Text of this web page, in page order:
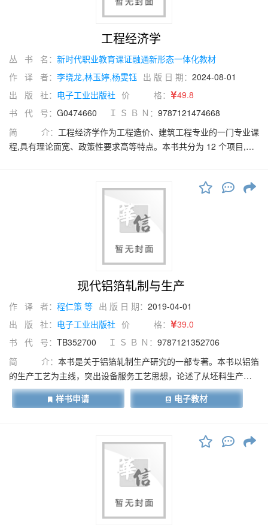
工程经济学
丛 书 名： 新时代职业教育课证融通新形态一体化教材
作 译 者： 李晓龙,林玉婷,杨雯钰 出 版 日 期： 2024-08-01
出 版 社： 电子工业出版社 价 格：
49.8
书 代 号： G0474660 Ｉ Ｓ Ｂ Ｎ： 9787121474668
简 介： 工程经济学作为工程造价、建筑工程专业的一门专业课
程,具有理论面宽、政策性要求高等特点。本书共分为 12 个项目,具
备更新分析、工程项目风险与不确定性分析、价值工程原理、工程
项目财务评价、工程项目经济分析、工程项目可行性研究、建设项
目后评价。为加强读者学以致用的能力,本书配备了大量例题、案例
分析、项目小结和思考与练习,帮助读者梳理本书中的重点和难点,便
于读者课后及时进行巩固所学知识。为便于读者向国际惯例靠拢,本
书对专有名词和基本概念增加了国际通用英文表示及缩写。还以二
学”的实用性特点。本书还增加了人文素养、学习目标、思维导图(本
章知识结构图),以及案例导入和案例分析等思政内容。
现代铝箔轧制与生产
作 译 者： 程仁策 等 出 版 日 期： 2019-04-01
出 版 社： 电子工业出版社 价 格：
39.0
书 代 号： TB352700 Ｉ Ｓ Ｂ Ｎ： 9787121352706
简 介： 本书是关于铝箔轧制生产研究的一部专著。本书以铝箔
的生产工艺为主线，突出设备服务工艺思想，论述了从坯料生产到
成品检验包装的工艺过程及控制技术综合应用。全书由8章组成，主
要内容有：铝生产基础知识、箔材生产工艺及设备、合卷的质量控
AFC在铝箔生产中的应用。本书根据工程实际，囊括了轧制与生产
的先进技术，把综合控制与铝箔生产结合到极致，不仅实用，而且
从中使我们可以领略到科学技术的飞速发展及其综合应用。
样书申请 电子教材